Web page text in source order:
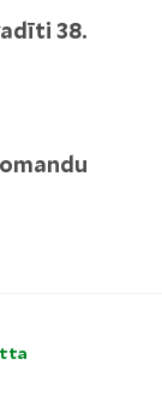
38.